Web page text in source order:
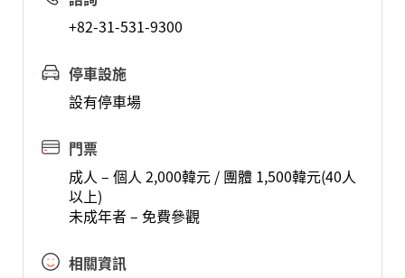
+82-31-531-9300
停車設施
設有停車場
門票
成人 – 個人 2,000韓元 / 團體 1,500韓元(40人
以上)
未成年者 – 免費參觀
相關資訊